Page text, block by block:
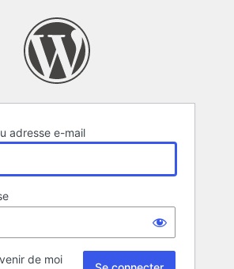
adresse e-mail
de moi